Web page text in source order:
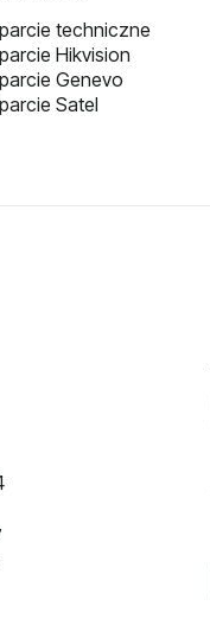
techniczne
Hikvision
Genevo
Satel